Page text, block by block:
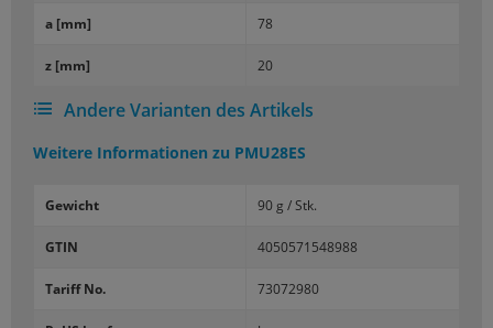
a [mm] 78
z [mm] 20
Andere Varianten des Artikels
Weitere Informationen zu PMU28ES
Gewicht 90 g / Stk.
GTIN 4050571548988
Tariff No. 73072980